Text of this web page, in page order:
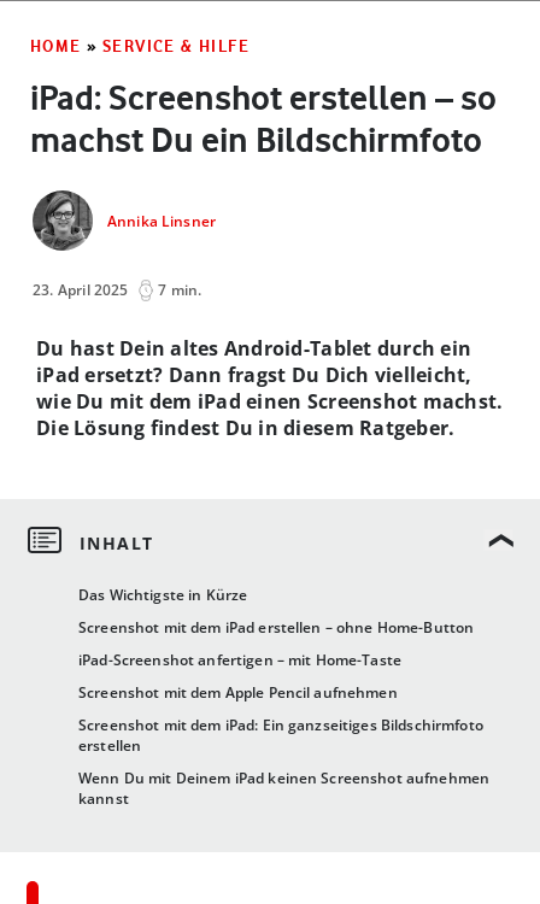
HOME » SERVICE & HILFE
iPad: Screenshot erstellen – so
machst Du ein Bildschirmfoto
Annika Linsner
23. April 2025 7 min.
Das Wichtigste in Kürze
Screenshot mit dem iPad erstellen – ohne Home-Button
iPad-Screenshot anfertigen – mit Home-Taste
Screenshot mit dem Apple Pencil aufnehmen
Screenshot mit dem iPad: Ein ganzseitiges Bildschirmfoto
erstellen
Wenn Du mit Deinem iPad keinen Screenshot aufnehmen
kannst
Du hast Dein altes Android-Tablet durch ein
iPad ersetzt? Dann fragst Du Dich vielleicht,
wie Du mit dem iPad einen Screenshot machst.
Die Lösung findest Du in diesem Ratgeber.